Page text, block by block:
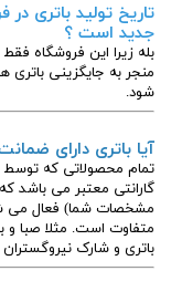
تاریخ تولید باتری
جدید است ؟
بله زیرا این فروشگاه
منجر به جایگزینی باتری
شود.
آیا باتری دارای
تمام محصولاتی که توسط
گارانتی معتبر می باشد
مشخصات شما) فعال می
باتری و شارک نیروگستران 18 ماه تا 20 ماه گارانتی شامل می شود.